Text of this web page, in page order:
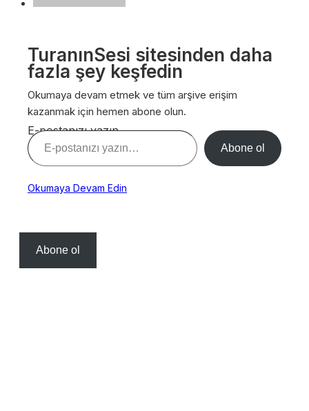
TuranınSesi sitesinden daha
fazla şey keşfedin
Okumaya devam etmek ve tüm arşive erişim
kazanmak için hemen abone olun.
E-postanızı yazın…
Abone ol
Okumaya Devam Edin
Abone ol